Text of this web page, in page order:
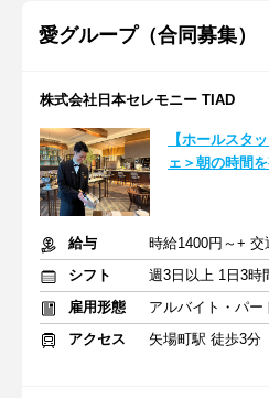
愛グループ（合同募集）
株式会社日本セレモニー TIAD
【ホールスタ
ェ＞朝の時間
給与
時給1400円～+ 交
シフト
週3日以上 1日3時
雇用形態
アルバイト・パー
アクセス
矢場町駅 徒歩3分